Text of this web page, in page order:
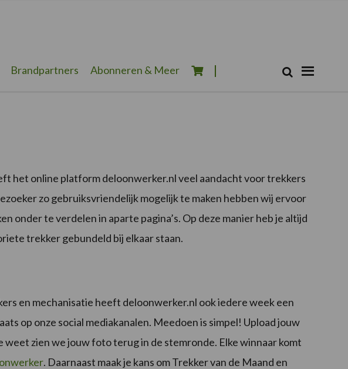
Brandpartners Abonneren & Meer Zoek
het online platform deloonwerker.nl veel aandacht voor trekkers
zo gebruiksvriendelijk mogelijk te maken hebben wij ervoor
onder te verdelen in aparte pagina’s. Op deze manier heb je altijd
trekker gebundeld bij elkaar staan.
en mechanisatie heeft deloonwerker.nl ook iedere week een
op onze social mediakanalen. Meedoen is simpel! Upload jouw
zien we jouw foto terug in de stemronde. Elke winnaar komt
. Daarnaast maak je kans om Trekker van de Maand en